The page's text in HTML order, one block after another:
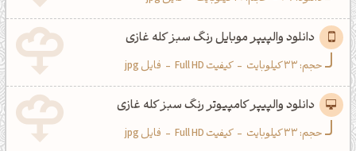
دانلود والپیپر موبایل رنگ سبز کله غازی
حجم: 33 کیلوبایت - کیفیت Full HD - فایل jpg
دانلود والپیپر کامپیوتر رنگ سبز کله غازی
حجم: 33 کیلوبایت - کیفیت Full HD - فایل jpg